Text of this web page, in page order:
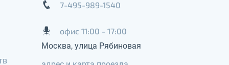
7-495-989-1540
офис 11:00 - 17:00
Москва, улица Рябиновая